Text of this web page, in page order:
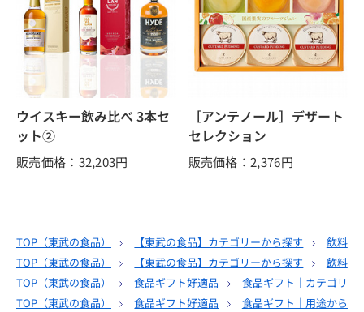
ウイスキー飲み比べ 3本セ
ット②
販売価格：32,203円
［アンテノール］デザート
セレクション
販売価格：2,376円
TOP（東武の食品） 【東武の食品】カテゴリーから探す
飲料
TOP（東武の食品） 【東武の食品】カテゴリーから探す
飲料
TOP（東武の食品） 食品ギフト好適品
食品ギフト｜カテゴリー
TOP（東武の食品） 食品ギフト好適品
食品ギフト｜用途から選